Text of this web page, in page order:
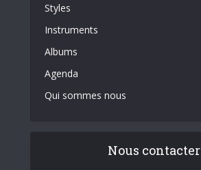
Styles
Instruments
Albums
Agenda
Qui sommes nous
Nous contacter